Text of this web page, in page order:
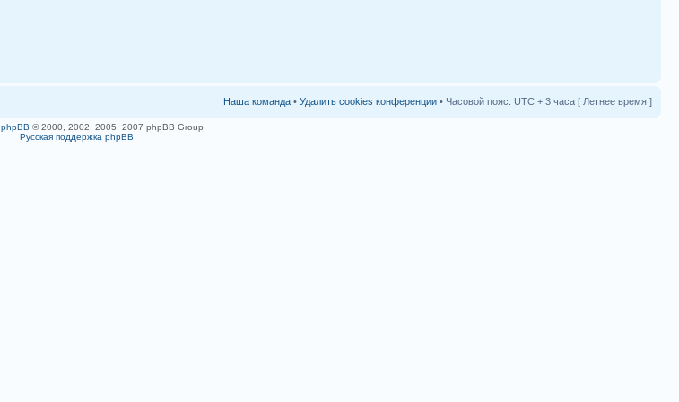
Наша команда • Удалить cookies конференции • Часовой пояс: UTC + 3 часа [ Летнее время ]
phpBB © 2000, 2002, 2005, 2007 phpBB Group
Русская поддержка phpBB